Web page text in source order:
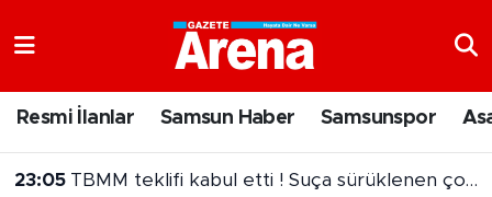
Resmi İlanlar Samsun Haber Samsunspor
23:05 TBMM teklifi kabul etti ! Suça sürüklenen çocuk ibaresi değişti